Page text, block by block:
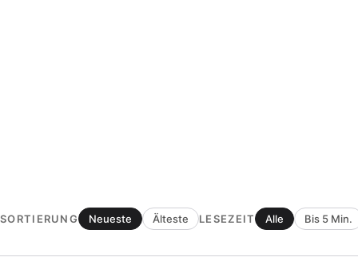
SORTIERUNG Neueste Älteste LESEZEIT Alle Bis 5 Min.